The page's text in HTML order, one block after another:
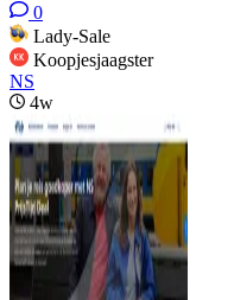
0
Lady-Sale
Koopjesjaagster
NS
4w